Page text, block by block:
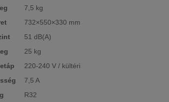
7,5 kg
732×550×330 mm
51 dB(A)
25 kg
220-240 V / kültéri
7,5 A
R32